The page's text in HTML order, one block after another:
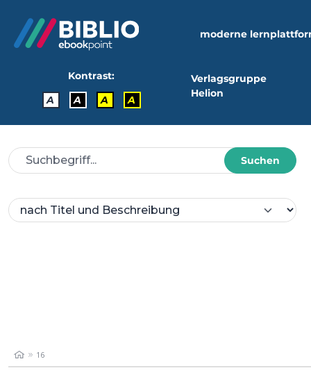
moderne
Kontrast:
A
A A A
Verlagsgruppe
Helion
Suchen
16